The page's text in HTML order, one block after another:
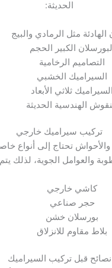
الحديثة:
الهادئة مثل الرمادي والبيج
الكبير الحجم
التصاميم الرخامية
السيراميك الخشبي
السيراميك ثلاثي الأبعاد
الهندسية الحديثة
تركيب سيراميك خارجي
والأحواش تحتاج إلى أنواع
والعوامل الجوية، لذلك
كاشي خارجي
حجر صناعي
بورسلان خشن
بلاط مقاوم للانزلاق
نصائح قبل تركيب السيراميك